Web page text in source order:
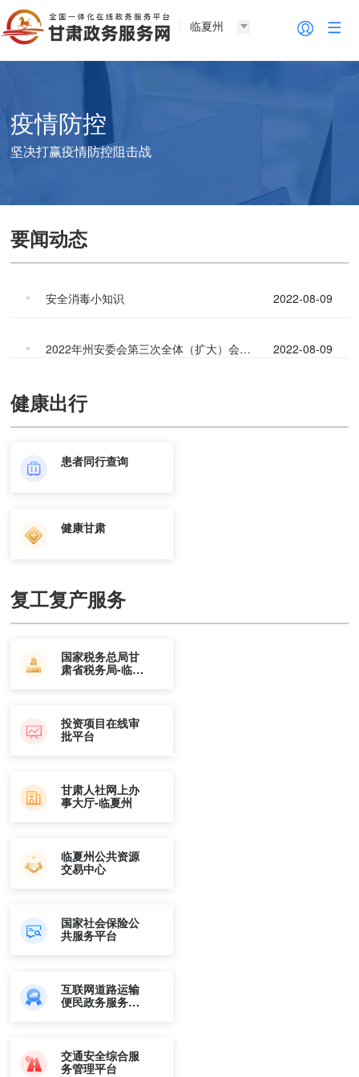
临夏州
疫情防控
坚决打赢疫情防控阻击战
要闻动态
安全消毒小知识 2022-08-09
2022年州安委会第三次全体（扩大）会议... 2022-08-09
健康出行
患者同行查询
健康甘肃
复工复产服务
国家税务总局甘
肃省税务局-临夏
投资项目在线审
批平台
甘肃人社网上办
事大厅-临夏州
临夏州公共资源
交易中心
国家社会保险公
共服务平台
互联网道路运输
便民政务服务系
交通安全综合服
务管理平台